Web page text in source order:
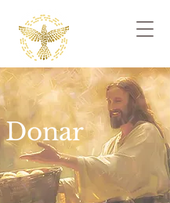
Donar